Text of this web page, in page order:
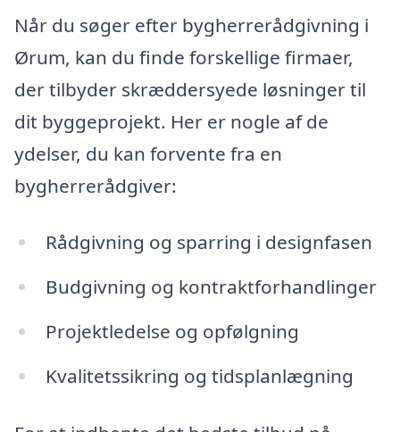
Når du søger efter bygherrerådgivning i
Ørum, kan du finde forskellige firmaer,
der tilbyder skræddersyede løsninger til
dit byggeprojekt. Her er nogle af de
ydelser, du kan forvente fra en
bygherrerådgiver:
Rådgivning og sparring i designfasen
Budgivning og kontraktforhandlinger
Projektledelse og opfølgning
Kvalitetssikring og tidsplanlægning